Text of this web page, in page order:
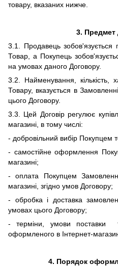
товару, вказаних нижче
3. Предмет
3.1. Продавець зобов'язується
Товар, а Покупець
на умовах даного Договору.
3.2. Найменування, кількість,
Товару, вказується в
цього Договору.
3.3. Цей Договір регулює
магазині, в тому числі:
- добровільний вибір Покупцем
- самостійне оформлення
магазині;
- оплата Покупцем З
магазині, згідно умов Договору;
- обробка і доставка
умовах цього Договору;
-терміни, умови поставки
оформленого в Інтернет-
4. Порядок